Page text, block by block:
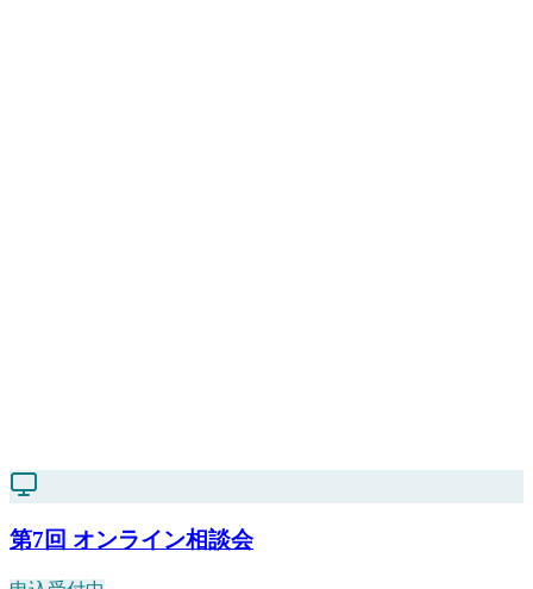
第7回 オンライン相談会